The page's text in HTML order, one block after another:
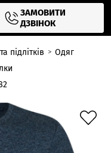
ЗАМОВИТИ
ДЗВІНОК
підлітків
Одяг